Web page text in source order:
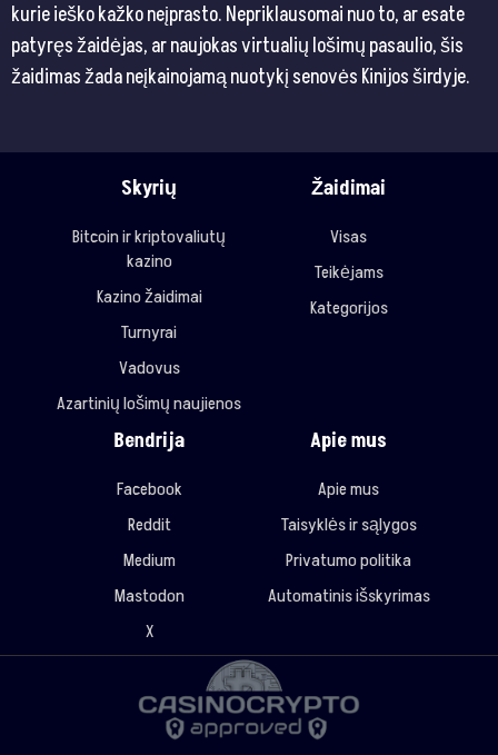
kurie ieško kažko neįprasto. Nepriklausomai nuo to, ar esate
patyręs žaidėjas, ar naujokas virtualių lošimų pasaulio, šis
žaidimas žada neįkainojamą nuotykį senovės Kinijos širdyje.
Skyrių
Bitcoin ir kriptovaliutų
kazino
Kazino žaidimai
Turnyrai
Vadovus
Azartinių lošimų naujienos
Žaidimai
Visas
Teikėjams
Kategorijos
Bendrija
Facebook
Reddit
Medium
Mastodon
X
Apie mus
Apie mus
Taisyklės ir sąlygos
Privatumo politika
Automatinis išskyrimas